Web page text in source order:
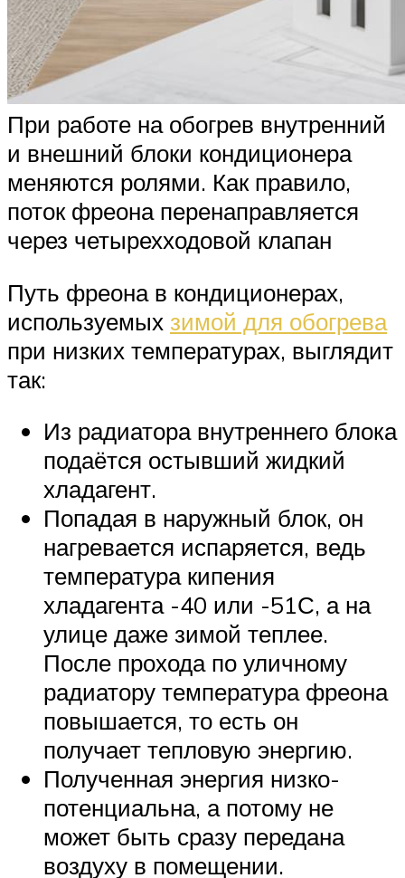
При работе на обогрев внутренний
и внешний блоки кондиционера
меняются ролями. Как правило,
поток фреона перенаправляется
через четырехходовой клапан
Путь фреона в кондиционерах,
используемых зимой для обогрева
при низких температурах, выглядит
так:
Из радиатора внутреннего блока
подаётся остывший жидкий
хладагент.
Попадая в наружный блок, он
нагревается испаряется, ведь
температура кипения
хладагента -40 или -51С, а на
улице даже зимой теплее.
После прохода по уличному
радиатору температура фреона
повышается, то есть он
получает тепловую энергию.
Полученная энергия низко-
потенциальна, а потому не
может быть сразу передана
воздуху в помещении.